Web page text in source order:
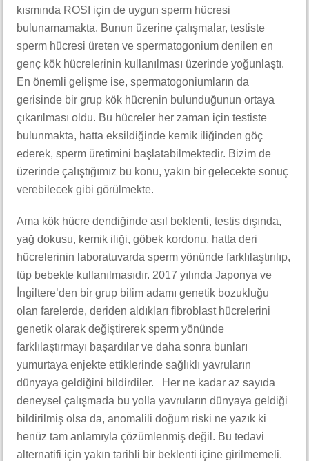
kısmında ROSI için de uygun sperm hücresi
bulunamamakta. Bunun üzerine çalışmalar, testiste
sperm hücresi üreten ve spermatogonium denilen en
genç kök hücrelerinin kullanılması üzerinde yoğunlaştı.
En önemli gelişme ise, spermatogoniumların da
gerisinde bir grup kök hücrenin bulunduğunun ortaya
çıkarılması oldu. Bu hücreler her zaman için testiste
bulunmakta, hatta eksildiğinde kemik iliğinden göç
ederek, sperm üretimini başlatabilmektedir. Bizim de
üzerinde çalıştığımız bu konu, yakın bir gelecekte sonuç
verebilecek gibi görülmekte.
Ama kök hücre dendiğinde asıl beklenti, testis dışında,
yağ dokusu, kemik iliği, göbek kordonu, hatta deri
hücrelerinin laboratuvarda sperm yönünde farklılaştırılıp,
tüp bebekte kullanılmasıdır. 2017 yılında Japonya ve
İngiltere’den bir grup bilim adamı genetik bozukluğu
olan farelerde, deriden aldıkları fibroblast hücrelerini
genetik olarak değiştirerek sperm yönünde
farklılaştırmayı başardılar ve daha sonra bunları
yumurtaya enjekte ettiklerinde sağlıklı yavruların
dünyaya geldiğini bildirdiler. Her ne kadar az sayıda
deneysel çalışmada bu yolla yavruların dünyaya geldiği
bildirilmiş olsa da, anomalili doğum riski ne yazık ki
henüz tam anlamıyla çözümlenmiş değil. Bu tedavi
alternatifi için yakın tarihli bir beklenti içine girilmemeli.